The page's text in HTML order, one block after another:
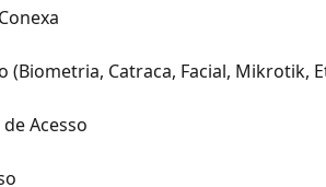
Catraca, Facial, Mikrotik,
Acesso